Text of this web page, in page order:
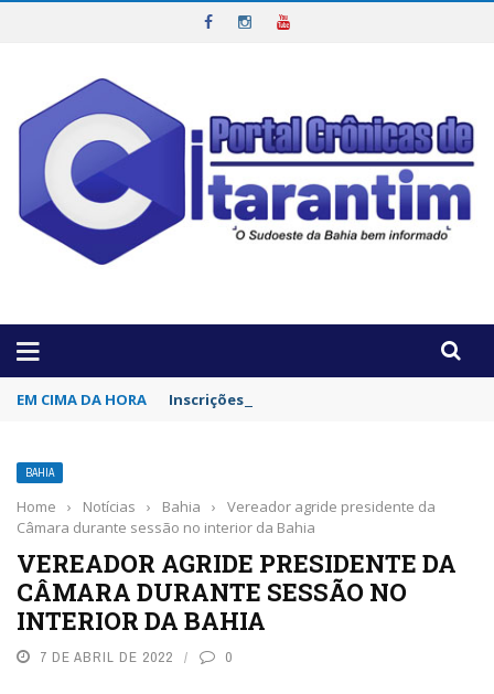
EM CIMA DA HORA Inscrições para concurso da Polícia Civil da
BAHIA
Home › Notícias › Bahia ›
Vereador agride presidente da
Câmara durante sessão no interior da Bahia
VEREADOR AGRIDE PRESIDENTE DA
CÂMARA DURANTE SESSÃO NO
INTERIOR DA BAHIA
7 DE ABRIL DE 2022 0